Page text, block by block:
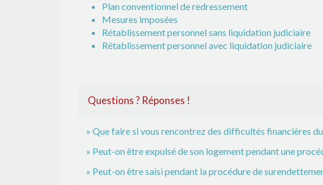
Plan conventionnel de redressement
Mesures imposées
Rétablissement personnel sans liquidation judiciaire
Rétablissement personnel avec liquidation judiciaire
Questions ? Réponses !
Que faire si vous rencontrez des difficultés financières
Peut-on être expulsé de son logement pendant une
Peut-on être saisi pendant la procédure de